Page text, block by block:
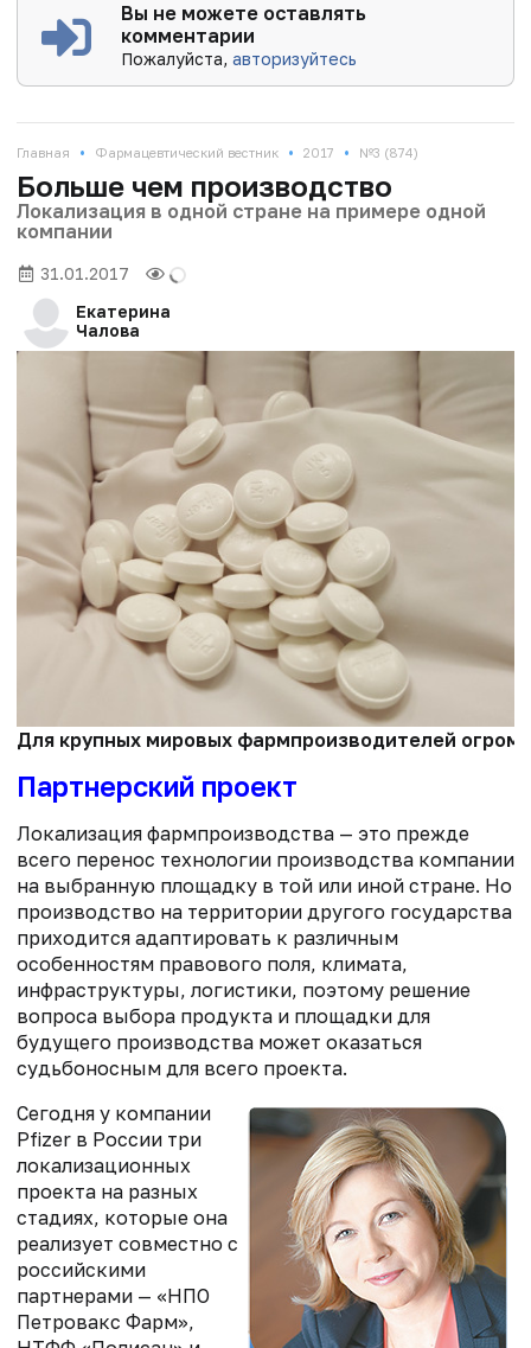
Вы не можете оставлять
комментарии
Пожалуйста,авторизуйтесь
Главная • Фармацевтический вестник • 2017 • №3 (874)
Больше чем производство
Локализация в одной стране на примере одной
компании
31.01.2017
Екатерина
Чалова
Для крупных мировых фармпроизводителей
Партнерский проект
Локализация фармпроизводства — это прежде
всего перенос технологии производства компании
на выбранную площадку в той или иной стране. Но
производство на территории другого государства
приходится адаптировать к различным
особенностям правового поля, климата,
инфраструктуры, логистики, поэтому решение
вопроса выбора продукта и площадки для
будущего производства может оказаться
судьбоносным для всего проекта.
Сегодня у компании
Pfizer в России три
локализационных
проекта на разных
стадиях, которые она
реализует совместно с
российскими
партнерами — «НПО
Петровакс Фарм»,